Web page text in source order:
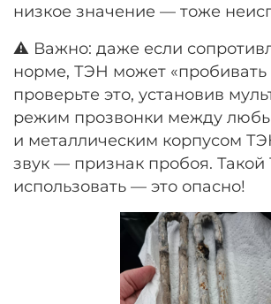
низкое значение — тоже
⚠️ Важно: даже если
норме, ТЭН может
проверьте это, установив
режим прозвонки между
и металлическим корпусом
звук — признак пробоя. Такой
использовать — это опасно!